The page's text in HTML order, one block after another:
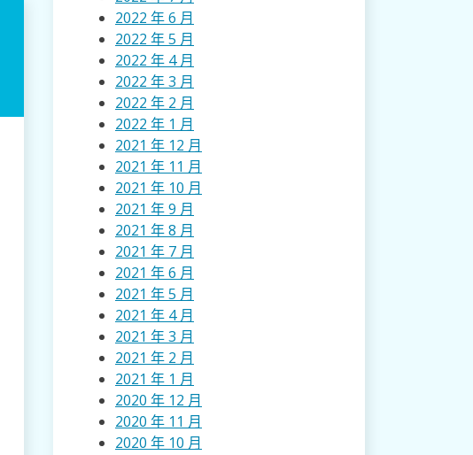
2022 年 6 月
2022 年 5 月
2022 年 4 月
2022 年 3 月
2022 年 2 月
2022 年 1 月
2021 年 12 月
2021 年 11 月
2021 年 10 月
2021 年 9 月
2021 年 8 月
2021 年 7 月
2021 年 6 月
2021 年 5 月
2021 年 4 月
2021 年 3 月
2021 年 2 月
2021 年 1 月
2020 年 12 月
2020 年 11 月
2020 年 10 月